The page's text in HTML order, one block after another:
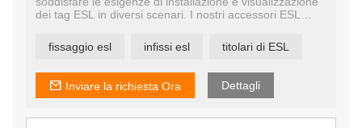
dei tag ESL in diversi scenari. I nostri accessori ESL
tavolo, supporti per ganci per pioli, tabelloni sospesi,
supporti telescopici da pavimento ecc.
stampi, in modo da poter personalizzare gli accessori in
base alle tue esigenze.
fissaggio esl infissi esl titolari di ESL
Inviare la richiesta Ora Dettagli